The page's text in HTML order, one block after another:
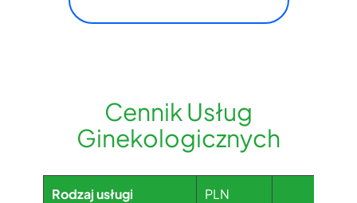
Cennik Usług
Ginekologicznych
Rodzaj usługi PLN